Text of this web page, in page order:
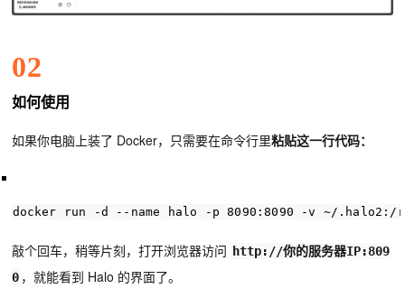
02
如何使用
如果你电脑上装了 Docker，只需要在命令行里粘贴这一行代码：
docker run -d --name halo -p 8090 :8090 -v ~/.halo2:/
敲个回车，稍等片刻，打开浏览器访问
http://你的服务器IP:809
0 ，就能看到 Halo 的界面了。